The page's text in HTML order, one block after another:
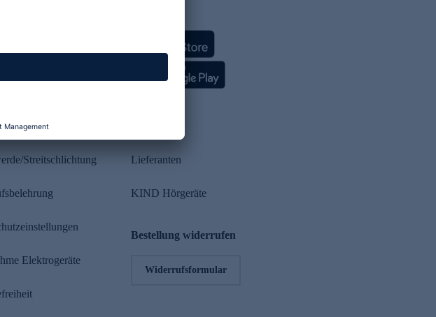
Streitschlichtung
Elektrogeräte
Lieferanten
KIND Hörgeräte
Bestellung widerrufen
Widerrufsformular